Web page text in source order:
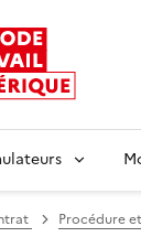
Procédure